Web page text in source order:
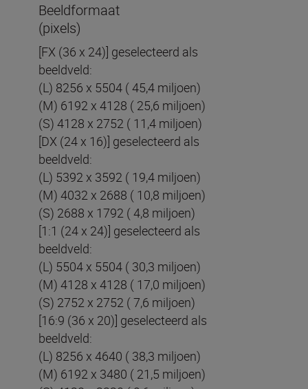
Beeldformaat
(pixels)
[FX (36 x 24)] geselecteerd als
beeldveld:
(L) 8256 x 5504 ( 45,4 miljoen)
(M) 6192 x 4128 ( 25,6 miljoen)
(S) 4128 x 2752 ( 11,4 miljoen)
[DX (24 x 16)] geselecteerd als
beeldveld:
(L) 5392 x 3592 ( 19,4 miljoen)
(M) 4032 x 2688 ( 10,8 miljoen)
(S) 2688 x 1792 ( 4,8 miljoen)
[1:1 (24 x 24)] geselecteerd als
beeldveld:
(L) 5504 x 5504 ( 30,3 miljoen)
(M) 4128 x 4128 ( 17,0 miljoen)
(S) 2752 x 2752 ( 7,6 miljoen)
[16:9 (36 x 20)] geselecteerd als
beeldveld:
(L) 8256 x 4640 ( 38,3 miljoen)
(M) 6192 x 3480 ( 21,5 miljoen)